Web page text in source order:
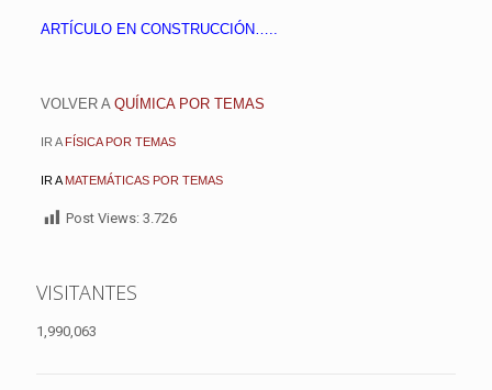
ARTÍCULO EN CONSTRUCCIÓN…..
VOLVER A QUÍMICA POR TEMAS
IR A FÍSICA POR TEMAS
IR A MATEMÁTICAS POR TEMAS
Post Views: 3.726
VISITANTES
1,990,063